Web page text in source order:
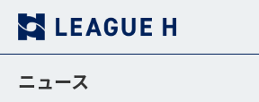
ニュース